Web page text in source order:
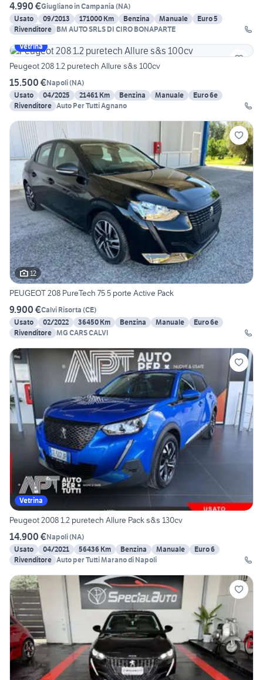
4.990 €Giugliano in Campania (NA)
Usato
09/2013 171000 Km Benzina Manuale
Euro 5
Rivenditore BM AUTO SRLS DI CIRO BONAPARTE
Vetrina
Peugeot 208 1.2 puretech Allure s&s 100cv
15.500 €Napoli(NA)
Usato
04/2025 21461 Km Benzina Manuale
Euro 6e
Rivenditore Auto Per Tutti Agnano
12
PEUGEOT 208 PureTech 75 5 porte Active Pack
9.900 €Calvi Risorta (CE)
Usato
02/2022 36450 Km Benzina Manuale
Euro 6e
Rivenditore MG CARS CALVI
Vetrina
Peugeot 2008 1.2 puretech Allure Pack s&s 130cv
14.900 €Napoli(NA)
Usato
04/2021 56436 Km Benzina Manuale
Euro 6
Rivenditore Auto per Tutti Marano di Napoli